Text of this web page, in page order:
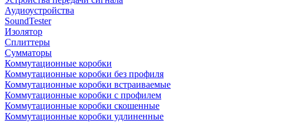
Аудиоустройства
SoundTester
Изолятор
Сплиттеры
Сумматоры
Коммутационные коробки
Коммутационные коробки без профиля
Коммутационные коробки встраиваемые
Коммутационные коробки с профилем
Коммутационные коробки скошенные
Коммутационные коробки удлиненные